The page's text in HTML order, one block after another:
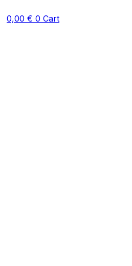
0,00 € 0 Cart